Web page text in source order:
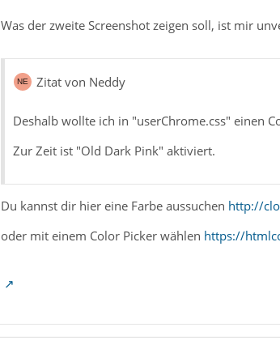
Was der zweite Screenshot zeigen soll, ist mir
Zitat von Neddy
Deshalb wollte ich in "userChrome.css" einen
Zur Zeit ist "Old Dark Pink" aktiviert.
Du kannst dir hier eine Farbe aussuchen http://
oder mit einem Color Picker wählen https://